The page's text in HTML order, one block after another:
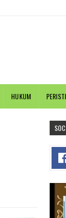
HUKUM